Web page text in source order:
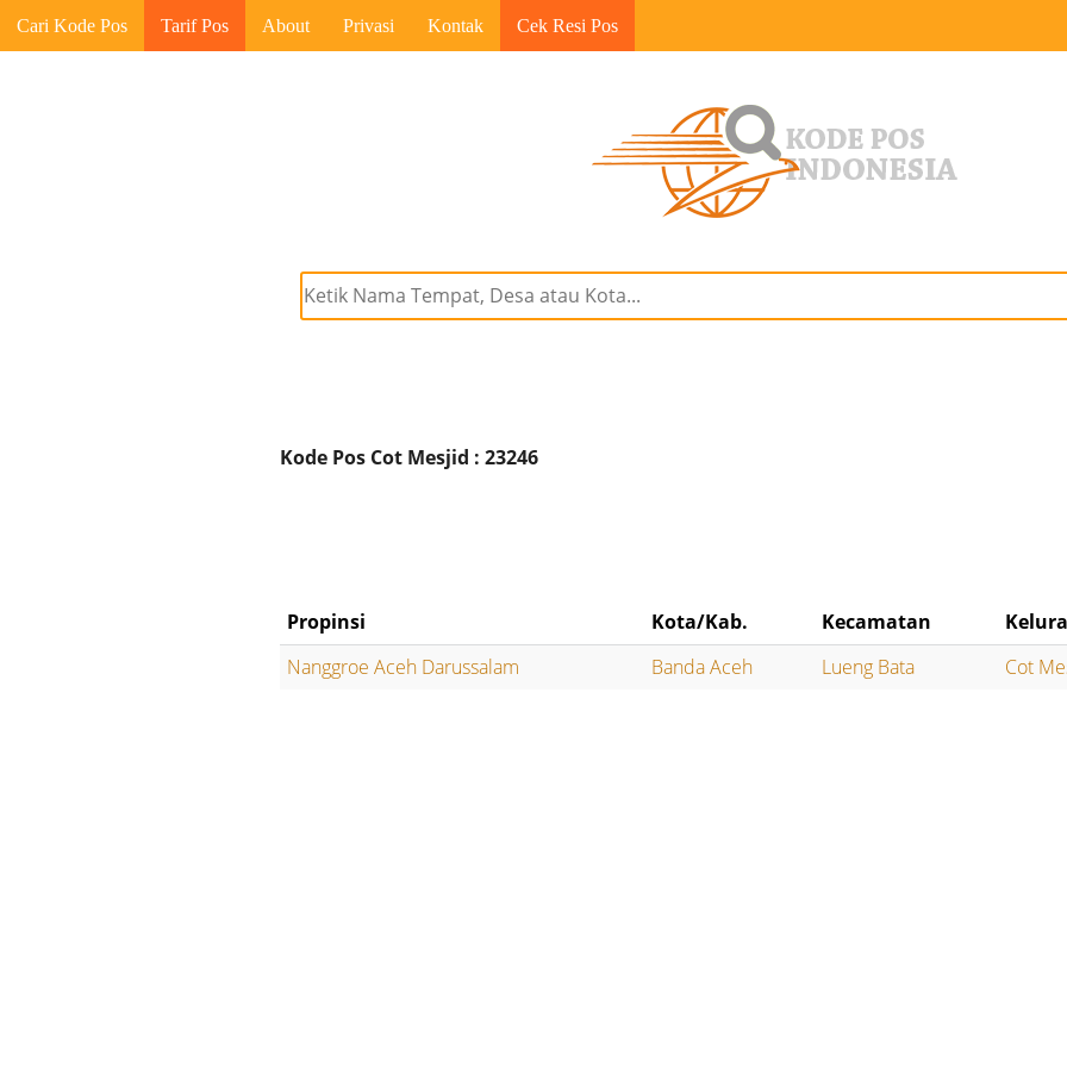
Cari Kode Pos Tarif Pos About Privasi Kontak Cek Resi Pos
Kode Pos Cot Mesjid : 23246
Propinsi Kota/Kab. Kecamatan
Nanggroe Aceh Darussalam
Banda Aceh Lueng Bata Cot